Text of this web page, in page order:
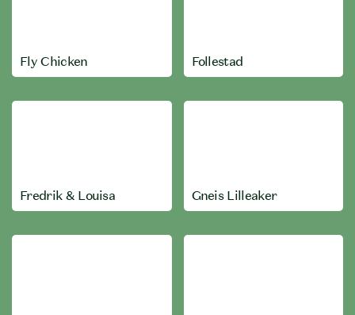
Fly Chicken Follestad
Fredrik & Louisa Gneis Lilleaker